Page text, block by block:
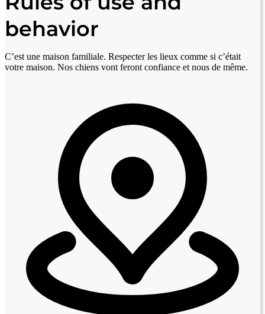
behavior
C’est une maison familiale. Respecter les lieux comme si c’était
votre maison. Nos chiens vont feront confiance et nous de même.